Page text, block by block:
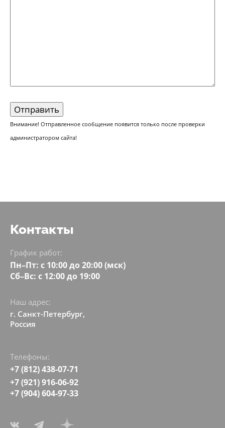
Внимание! Отправленное сообщение появится только после проверки
администратором сайта!
Контакты
График работ:
Пн–Пт: с 10:00 до 20:00 (мск)
Сб–Вс: с 12:00 до 19:00
Наш адрес:
г. Санкт-Петербург,
Россия
+7 (812) 438-07-71
+7 (921) 916-06-92
+7 (904) 604-97-33
Телефоны: